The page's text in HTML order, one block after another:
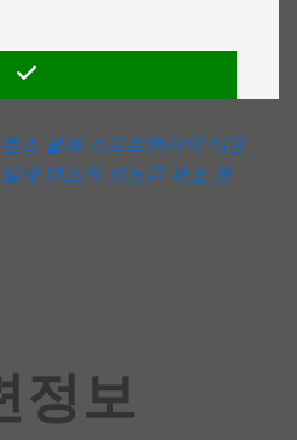
즈 설계 소프트웨어의 이론
제 렌즈의 성능은 제조 공
정보